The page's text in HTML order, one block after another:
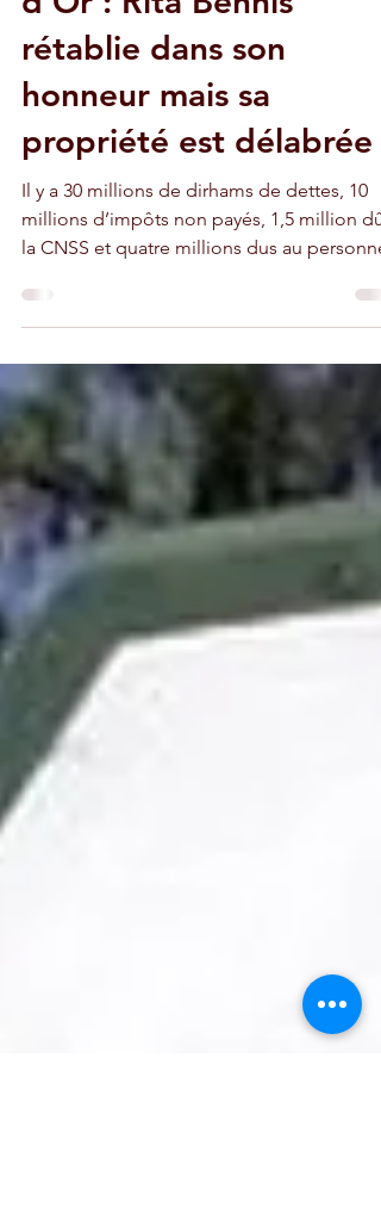
Affaire de la Gazelle
d'Or : Rita Bennis
rétablie dans son
honneur mais sa
propriété est délabrée
Il y a 30 millions de dirhams de dettes, 10